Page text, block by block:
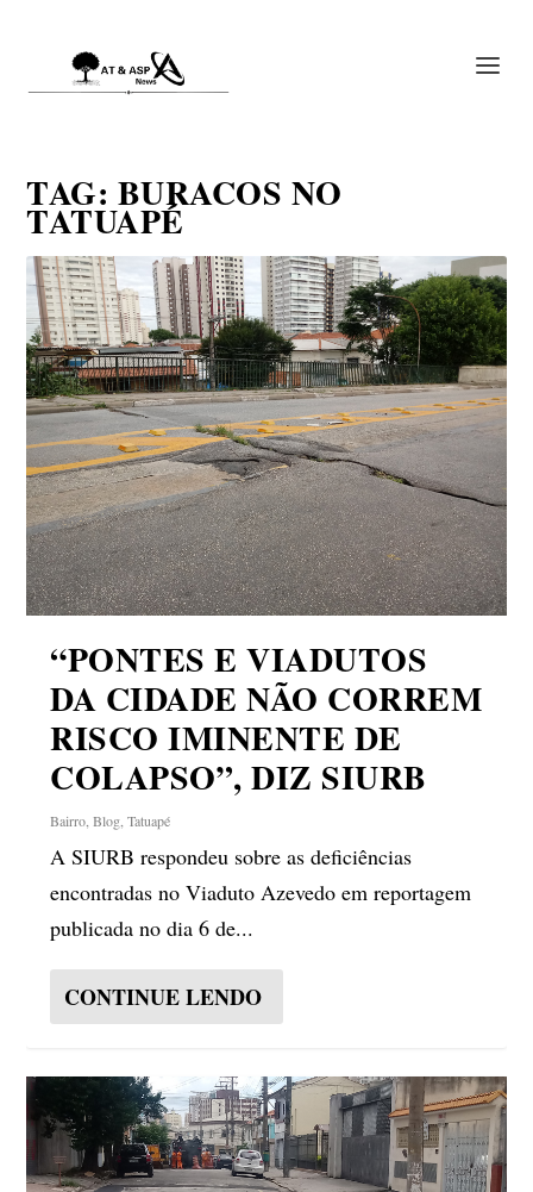
TAG: BURACOS NO
TATUAPÉ
“PONTES E VIADUTOS
DA CIDADE NÃO CORREM
RISCO IMINENTE DE
COLAPSO”, DIZ SIURB
Bairro ,Blog ,Tatuapé
A SIURB respondeu sobre as deficiências
encontradas no Viaduto Azevedo em reportagem
publicada no dia 6 de...
CONTINUE LENDO